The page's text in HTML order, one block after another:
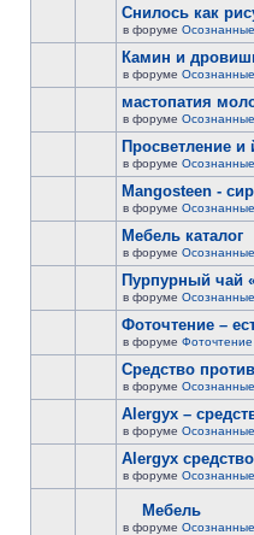
Снилось как
в форуме
Камин и
в форуме
мастопатия
в форуме
Просветление и
в форуме
Mangosteen -
в форуме
Мебель каталог
в форуме
Пурпурный чай
в форуме
Фоточтение –
в форуме Фоточтение
Cредство
в форуме
Alergyx –
в форуме
Alergyx
в форуме
Мебель
в форуме